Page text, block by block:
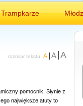
Trampkarze
rozmiar tekstu: A A A
pomocnik. Słynie z
największe atuty to